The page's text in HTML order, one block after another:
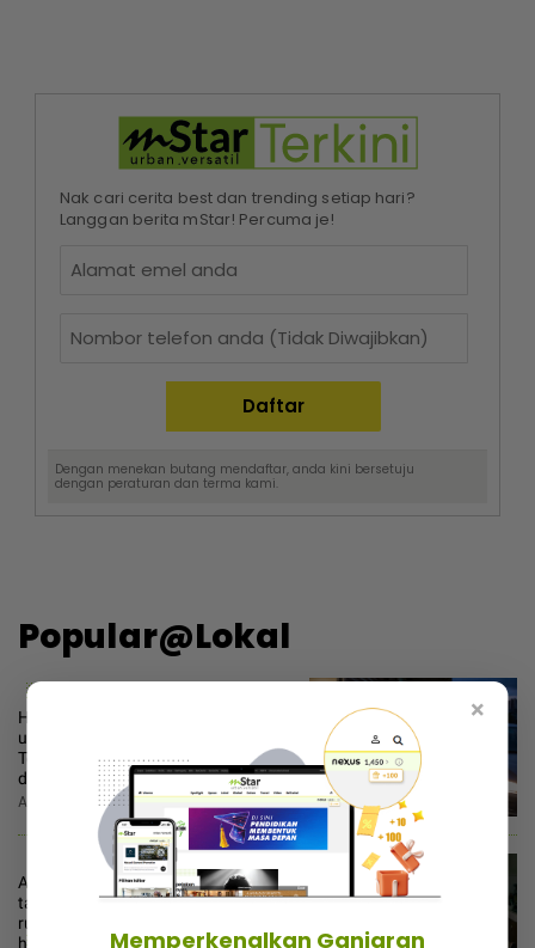
Nak cari cerita best dan trending setiap hari?
Langgan berita mStar! Percuma je!
Dengan menekan butang mendaftar, anda kini bersetuju
dengan peraturan dan terma kami.
Popular@Lokal
1
Hasrat murni tolong pakcik lanjut
usia tempah e-hailing makan diri...
Terduduk tiba-tiba penyedia platform
denda RM100!
Ahad, 9 Ogos 2026 10:00 AM
2
Anak perempuan luah rasa penat
tanggung ibu bapa ‘berkampung’ di
rumah... Alasan nak jaga cucu tapi
habuk pun tak ada!
×
Memperkenalkan Ganjaran